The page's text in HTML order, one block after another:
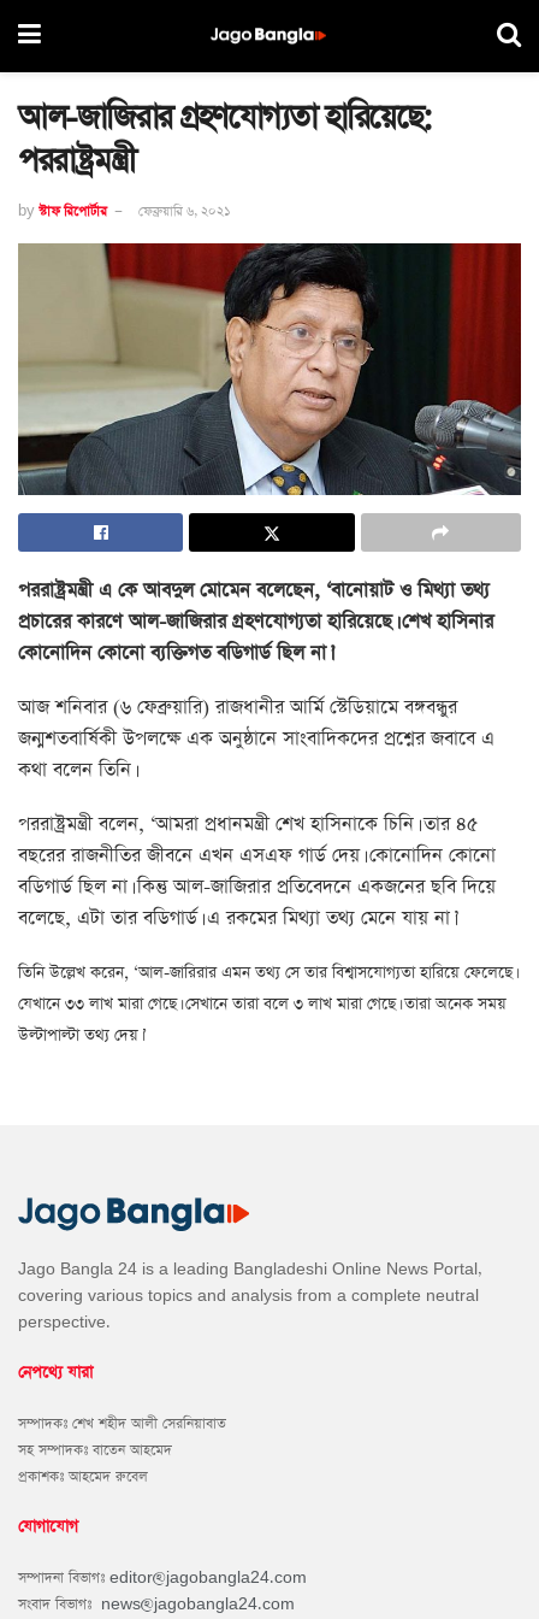
আল-জাজিরার গ্রহণযোগ্যতা হারিয়েছে:
পররাষ্ট্রমন্ত্রী
by স্টাফ রিপোর্টার ফেব্রুয়ারি ৬, ২০২১
পররাষ্ট্রমন্ত্রী এ কে আবদুল মোমেন বলেছেন, ‌‘বানোয়াট ও মিথ্যা তথ্য
প্রচারের কারণে আল-জাজিরার গ্রহণযোগ্যতা হারিয়েছে। শেখ হাসিনার
কোনোদিন কোনো ব্যক্তিগত বডিগার্ড ছিল না।’
আজ শনিবার (৬ ফেব্রুয়ারি) রাজধানীর আর্মি স্টেডিয়ামে বঙ্গবন্ধুর
জন্মশতবার্ষিকী উপলক্ষে এক অনুষ্ঠানে সাংবাদিকদের প্রশ্নের জবাবে এ
কথা বলেন তিনি।
পররাষ্ট্রমন্ত্রী বলেন, ‘আমরা প্রধানমন্ত্রী শেখ হাসিনাকে চিনি। তার ৪৫
বছরের রাজনীতির জীবনে এখন এসএফ গার্ড দেয়। কোনোদিন কোনো
বডিগার্ড ছিল না। কিন্তু আল-জাজিরার প্রতিবেদনে একজনের ছবি দিয়ে
বলেছে, এটা তার বডিগার্ড। এ রকমের মিথ্যা তথ্য মেনে যায় না।’
তিনি উল্লেখ করেন, ‘আল-জারিরার এমন তথ্য সে তার বিশ্বাসযোগ্যতা হারিয়ে ফেলেছে।
যেখানে ৩৩ লাখ মারা গেছে। সেখানে তারা বলে ৩ লাখ মারা গেছে। তারা অনেক সময়
উল্টাপাল্টা তথ্য দেয়।’
Jago Bangla 24 is a leading Bangladeshi Online News Portal,
covering various topics and analysis from a complete neutral
perspective.
নেপথ্যে যারা
সম্পাদকঃ শেখ শহীদ আলী সেরনিয়াবাত
সহ সম্পাদকঃ বাতেন আহমেদ
প্রকাশকঃ আহমেদ রুবেল
যোগাযোগ
সম্পাদনা বিভাগঃ editor@jagobangla24.com
সংবাদ বিভাগঃ news@jagobangla24.com